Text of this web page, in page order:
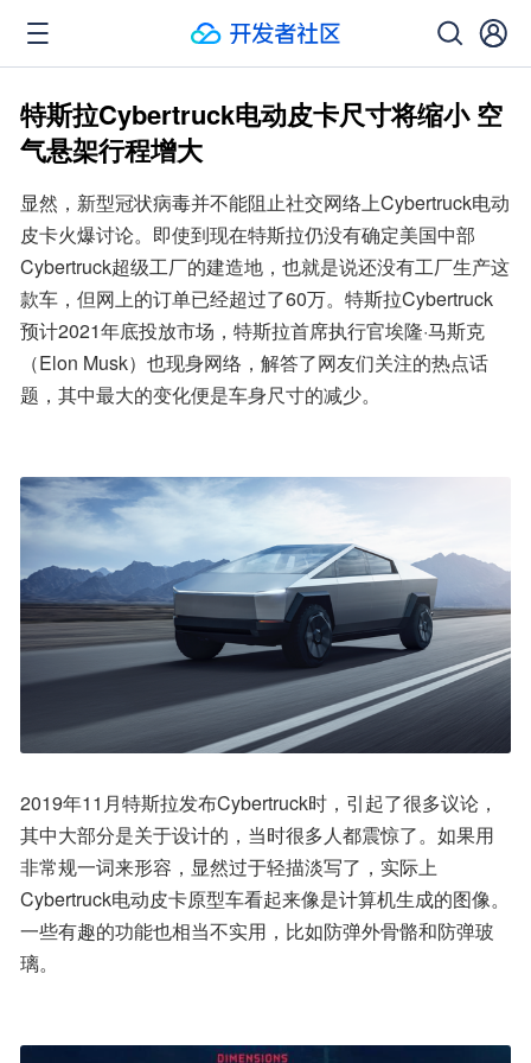
特斯拉Cybertruck电动皮卡尺寸将缩小 空
气悬架行程增大
显然，新型冠状病毒并不能阻止社交网络上Cybertruck电动
皮卡火爆讨论。即使到现在特斯拉仍没有确定美国中部
Cybertruck超级工厂的建造地，也就是说还没有工厂生产这
款车，但网上的订单已经超过了60万。特斯拉Cybertruck
预计2021年底投放市场，特斯拉首席执行官埃隆·马斯克
（Elon Musk）也现身网络，解答了网友们关注的热点话
题，其中最大的变化便是车身尺寸的减少。
2019年11月特斯拉发布Cybertruck时，引起了很多议论，
其中大部分是关于设计的，当时很多人都震惊了。如果用
非常规一词来形容，显然过于轻描淡写了，实际上
Cybertruck电动皮卡原型车看起来像是计算机生成的图像。
一些有趣的功能也相当不实用，比如防弹外骨骼和防弹玻
璃。